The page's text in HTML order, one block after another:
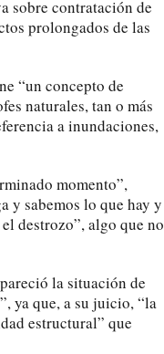
sobre contratación de
prolongados de las
“un concepto de
naturales, tan o más
a inundaciones,
momento”,
y sabemos lo que hay y
destrozo”, algo que no
la situación de
ya que, a su juicio, “la
estructural” que